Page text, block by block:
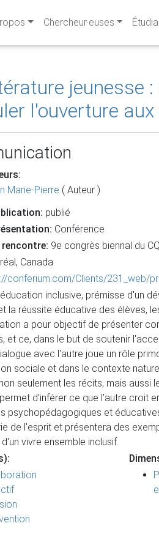
Chercheur·euses
jeunesse
l'ouverture
Marie-Pierre ( Auteur )
publié
Conférence
rencontre: 9e congrès biennal du
Canada
conferium.com/Clients/231_web/
inclusive, prémisse d'un
la réussite éducative des élèves,
a pour objectif de présenter
et ce, dans le but de soutenir
avec l'autre joue un rôle
sociale et dans le contexte
seulement les récits, mais aussi
d'inférer ce que l'autre croit
psychopédagogiques et
de l'esprit et présentera des
vivre ensemble inclusif.